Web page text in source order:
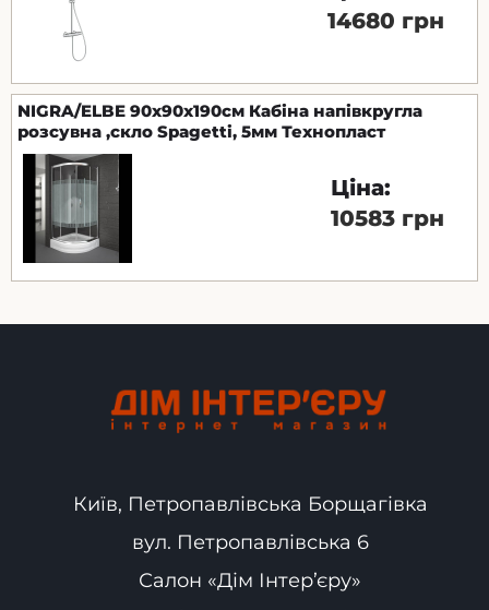
14680 грн
NIGRA/ELBE 90x90x190см Кабіна напівкругла
розсувна ,скло Spagetti, 5мм Технопласт
Ціна:
10583 грн
Київ, Петропавлівська Борщагівка
вул. Петропавлівська 6
Салон «Дім Інтер’єру»